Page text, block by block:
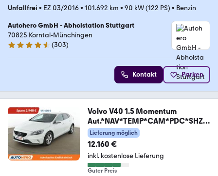
Unfallfrei • EZ 03/2016• 101.692 km • 90 kW (122 PS) • Benzin
Autohero GmbH - Abholstation Stuttgart
70825 Korntal-Münchingen
4.4 Sterne
(303)
Kontakt Parken
Volvo V40 1.5 Momentum
Aut.*NAV*TEMP*CAM*PDC*SHZ*
ALU*
Lieferung möglich
12.160 €
inkl. kostenlose Lieferung
Guter Preis